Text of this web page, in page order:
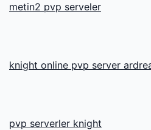
metin2 pvp serveler
knight online pvp server
pvp serverler knight